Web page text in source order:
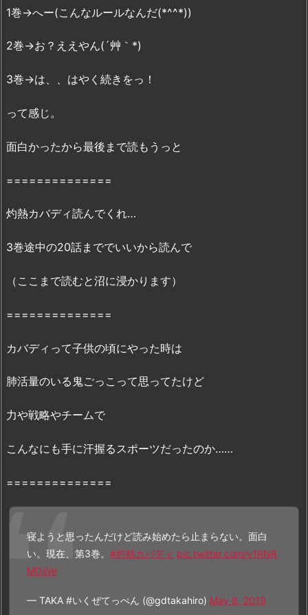
れ
る
4.
熱
バ
ィ
巻』
r
d
で
信
れ
る
『灼
カ
デ
1巻→へー(こんなルールなんだ(*^^*))
2巻→お？ええやん(´艸｀*)
3巻→は、、はやく続きをっ！
って感じ。
面白かったから最後まで読もうっと
==============
灼熱カバディ読んでくれ…
3巻途中の20話まででいいから読んで
（ここまで読むと沼に浸かります）
==============
カバディって子供の頃にやった時は
肺活量のいる鬼ごっこって思ってたけど
力や戦略やチームで
こんなにも手に汗握るスポーツだったのか……
==============
寝ようと思ったんだけど読み始めたら止まらない。面白
い。現在、第3巻。 #灼熱カバディ pic.twitter.com/v1RNR
MDsVe
— TAKA #いくぜてっぺん (@gdtakahiro) May 8, 2019